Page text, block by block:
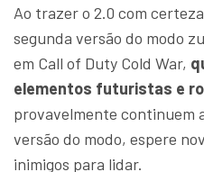
Ao trazer o 2.0 com
segunda versão do modo
em Call of Duty Cold War,
elementos futuristas e
provavelmente continuem
versão do modo, espere
inimigos para lidar.